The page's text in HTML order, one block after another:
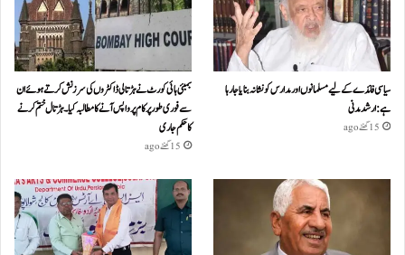
سیاسی فائدے کے لیے مسلمانوں اور مدارس کو نشانہ بنایا جا رہا
ہے: ارشد مدنی
15 گھنٹے ago
بمبئی ہائی کورٹ نے ہڑتالی ڈاکٹروں کی سرزنش کرتے ہوئے ان
سے فوری طور پر کام پر واپس آنے کا مطالبہ کیا۔ہڑتال ختم کرنے
کا حکم جاری
15 گھنٹے ago